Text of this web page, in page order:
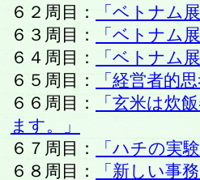
６２周目：
「ベトナム
６３周目：
「ベトナム
６４周目：
「ベトナム
６５周目：
「経営者的
６６周目：
「玄米は炊
ます。」
６７周目：
「ハチの実
６８周目：
「新しい事